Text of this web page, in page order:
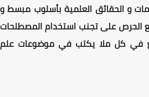
و الحقائق العلمية بأسلوب مبسط و
الحرص على تجنب استخدام المصطلحات
في كل ملا يكتب في موضوعات علم